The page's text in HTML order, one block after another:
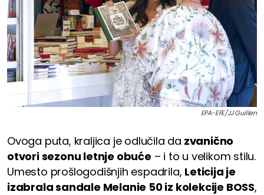
EPA-EFE/JJ Guillen
Ovoga puta, kraljica je odlučila da zvanično
otvori sezonu letnje obuće – i to u velikom stilu.
Umesto prošlogodišnjih espadrila, Leticija je
izabrala sandale Melanie 50 iz kolekcije BOSS,